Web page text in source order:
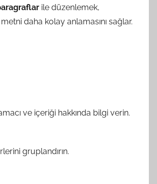
ile düzenlemek,
daha kolay anlamasını sağlar.
ve içeriği hakkında bilgi verin.
gruplandırın.